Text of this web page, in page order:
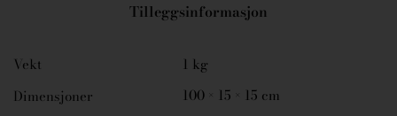
Tilleggsinformasjon
Vekt
1 kg
Dimensjoner
100 × 15 × 15 cm